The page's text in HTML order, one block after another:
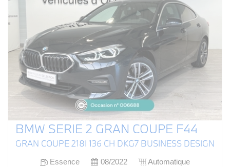
BMW SERIE 2 GRAN COUPE F44
GRAN COUPE 218I 136 CH DKG7 BUSINESS DESIGN
Essence 08/2022
Automatique